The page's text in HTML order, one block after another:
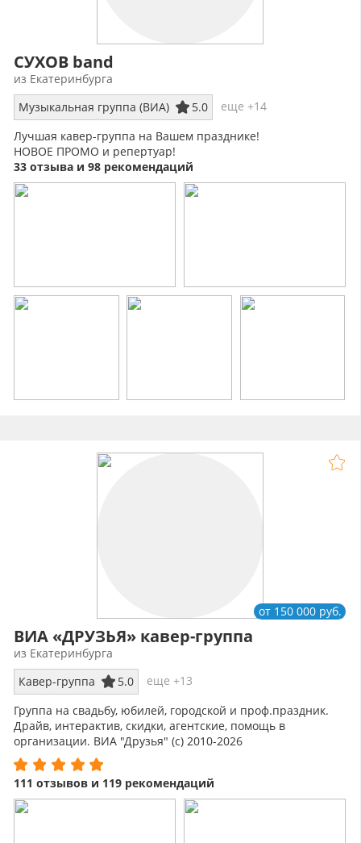
СУХОВ band
из Екатеринбурга
Музыкальная группа (ВИА)
5.0
еще +14
Лучшая кавер-группа на Вашем празднике!
НОВОЕ ПРОМО и репертуар!
33 отзыва и 98 рекомендаций
ВИА «ДРУЗЬЯ» кавер-группа
от 150 000 руб.
из Екатеринбурга
Кавер-группа
5.0
еще +13
Группа на свадьбу, юбилей, городской и проф.праздник.
Драйв, интерактив, скидки, агентские, помощь в
организации. ВИА "Друзья" (с) 2010-2026
111 отзывов и 119 рекомендаций